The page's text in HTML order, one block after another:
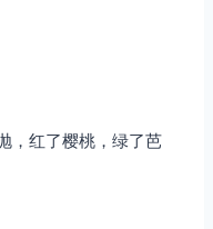
，红了樱桃，绿了芭